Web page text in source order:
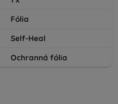
Fólia
Self-Heal
Ochranná fólia